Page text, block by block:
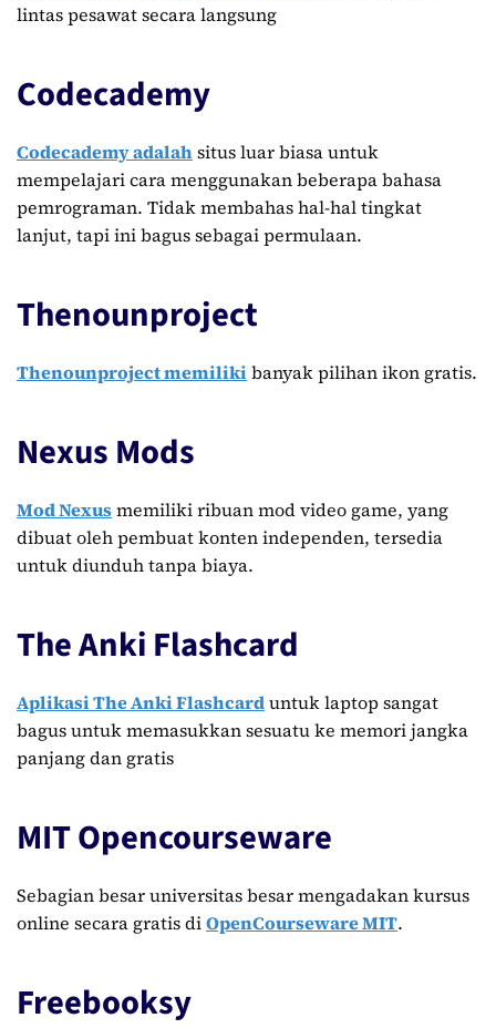
lintas pesawat secara langsung
Codecademy
Codecademy adalahsitus luar biasa untuk
mempelajari cara menggunakan beberapa bahasa
pemrograman. Tidak membahas hal-hal tingkat
lanjut, tapi ini bagus sebagai permulaan.
Thenounproject
Thenounproject memiliki banyak pilihan ikon gratis.
Nexus Mods
Mod Nexusmemiliki ribuan mod video game, yang
dibuat oleh pembuat konten independen, tersedia
untuk diunduh tanpa biaya.
The Anki Flashcard
Aplikasi The Anki Flashcarduntuk laptop sangat
bagus untuk memasukkan sesuatu ke memori jangka
panjang dan gratis
MIT Opencourseware
Sebagian besar universitas besar mengadakan kursus
online secara gratis diOpenCourseware MIT.
Freebooksy